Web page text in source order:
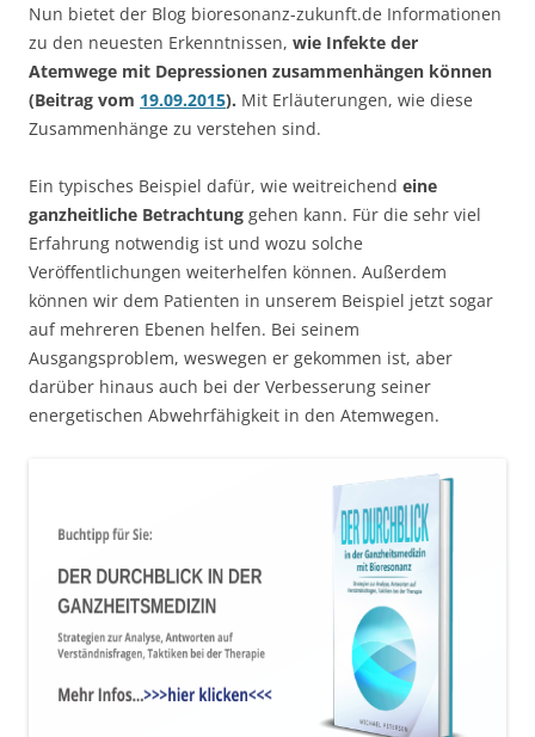
Nun bietet der Blog bioresonanz-zukunft.de Informationen
zu den neuesten Erkenntnissen, wie Infekte der
Atemwege mit Depressionen zusammenhängen können
(Beitrag vom 19.09.2015). Mit Erläuterungen, wie diese
Zusammenhänge zu verstehen sind.
Ein typisches Beispiel dafür, wie weitreichend eine
ganzheitliche Betrachtung gehen kann. Für die sehr viel
Erfahrung notwendig ist und wozu solche
Veröffentlichungen weiterhelfen können. Außerdem
können wir dem Patienten in unserem Beispiel jetzt sogar
auf mehreren Ebenen helfen. Bei seinem
Ausgangsproblem, weswegen er gekommen ist, aber
darüber hinaus auch bei der Verbesserung seiner
energetischen Abwehrfähigkeit in den Atemwegen.